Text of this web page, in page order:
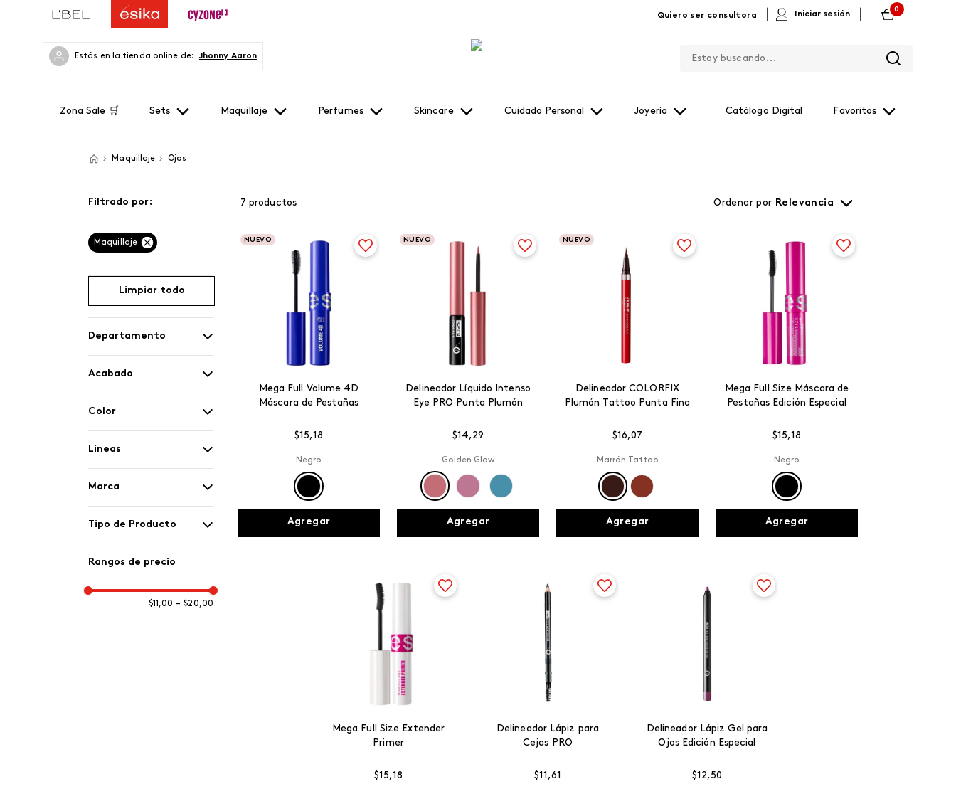
Quiero ser consultora Iniciar sesión
0
Estás en la tienda online de: Jhonny Aaron
Zona Sale 🛒 Sets Maquillaje Perfumes Skincare Cuidado Personal Joyería Catálogo Digital Favoritos
Maquillaje Ojos
Filtrado por:
Maquillaje
Departamento
Maquillaje
Acabado
Satinado
Mate
Color
Negro
Vino Otoñal
Terracota Tattoo
Stellar Blue
Negro - A Prueba De
Lineas
ésika PRO
Colorfix
Marca
ésika
Tipo de Producto
Delineador de ojos
Máscara de pestañas
Rangos de precio
$11,00 – $20,00
Limpiar todo
7 productos Ordenar por Relevancia
Mega Full Volume 4D
Máscara de Pestañas
NUEVO
$15,18
Negro
Agregar
Delineador Líquido Intenso
Eye PRO Punta Plumón
NUEVO
$14, 29
Golden Glow
Agregar
Delineador COLORFIX
Plumón Tattoo Punta Fina
NUEVO
$16,07
Marrón Tattoo
Agregar
Mega Full Size Máscara de
Pestañas Edición Especial
$15,18
Negro
Agregar
Mega Full Size Extender
Primer
$15,18
Delineador Lápiz para
Cejas PRO
$11 ,61
Delineador Lápiz Gel para
Ojos Edición Especial
$12, 50